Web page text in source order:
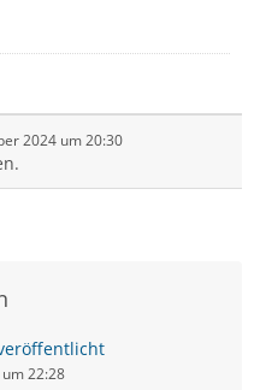
2024 um 20:30
22:28